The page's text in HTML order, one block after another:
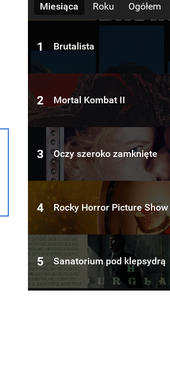
Miesiąca Roku Ogółem
1 Brutalista
2 Mortal Kombat II
3 Oczy szeroko zamknięte
4 Rocky Horror Picture Show
5 Sanatorium pod klepsydrą